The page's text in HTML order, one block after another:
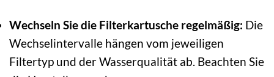
Wechseln Sie die Filterkartusche regelmäßig: Die
Wechselintervalle hängen vom jeweiligen
Filtertyp und der Wasserqualität ab. Beachten Sie